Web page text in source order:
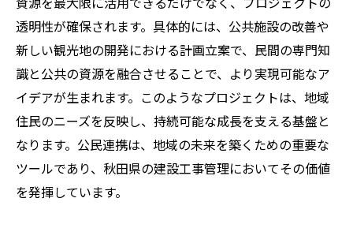
透明性が確保されます。具体的には、公共施設の改善や
新しい観光地の開発における計画立案で、民間の専門知
識と公共の資源を融合させることで、より実現可能なア
イデアが生まれます。このようなプロジェクトは、地域
住民のニーズを反映し、持続可能な成長を支える基盤と
なります。公民連携は、地域の未来を築くための重要な
ツールであり、秋田県の建設工事管理においてその価値
を発揮しています。